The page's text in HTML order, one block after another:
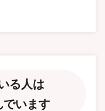
る人は
でいます